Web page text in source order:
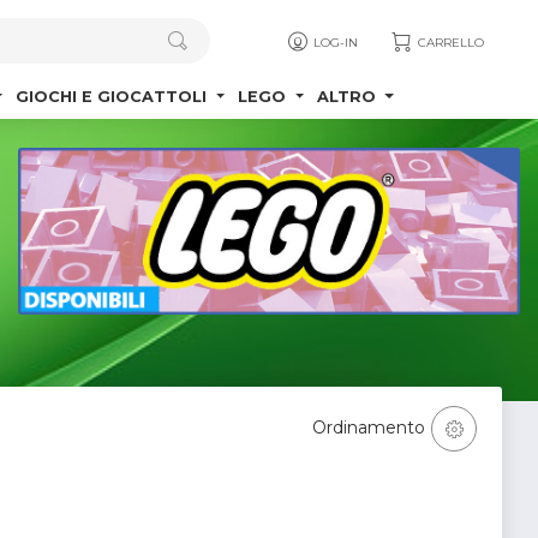
LOG-IN CARRELLO
GIOCHI E GIOCATTOLI LEGO ALTRO
Ordinamento